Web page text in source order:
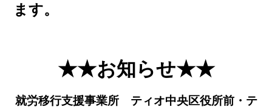
ます。
★★お知らせ★★
就労移行支援事業所 ティオ中央区役所前・テ